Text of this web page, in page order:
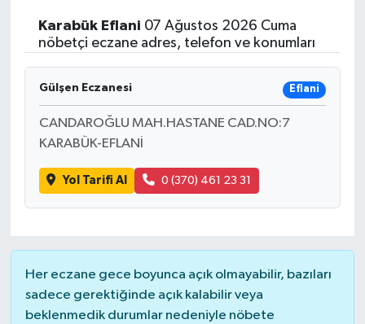
Karabük Eflani 07 Ağustos 2026 Cuma
nöbetçi eczane adres, telefon ve konumları
Gülşen Eczanesi Eflani
CANDAROĞLU MAH.HASTANE CAD.NO:7
KARABÜK-EFLANİ
Yol Tarifi Al 0 (370) 461 23 31
Her eczane gece boyunca açık olmayabilir, bazıları
sadece gerektiğinde açık kalabilir veya
beklenmedik durumlar nedeniyle nöbete
EĞİTİM
İLÇELER
OTOPARK
TEKNOLOJİ
Haber Arşivi